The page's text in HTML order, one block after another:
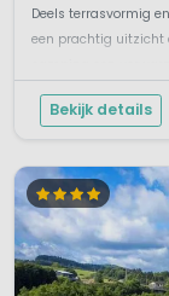
Deels terrasvormig
een prachtig uitzicht
van cam...
Bekijk details